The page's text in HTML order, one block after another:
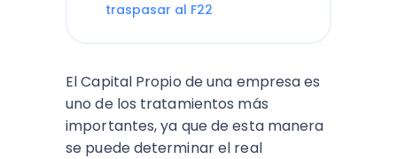
traspasar al F22
El Capital Propio de una empresa es
uno de los tratamientos más
importantes, ya que de esta manera
se puede determinar el real